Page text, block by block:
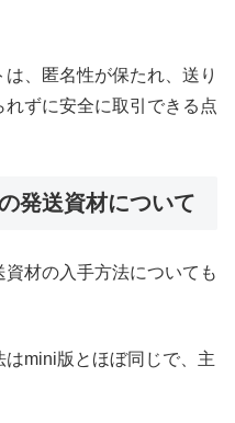
、匿名性が保たれ、送り
ずに安全に取引できる点
発送資材について
材の入手方法についても
mini版とほぼ同じで、主